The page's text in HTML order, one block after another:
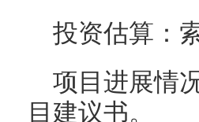
投资估算：
项目进展情
目建议书。